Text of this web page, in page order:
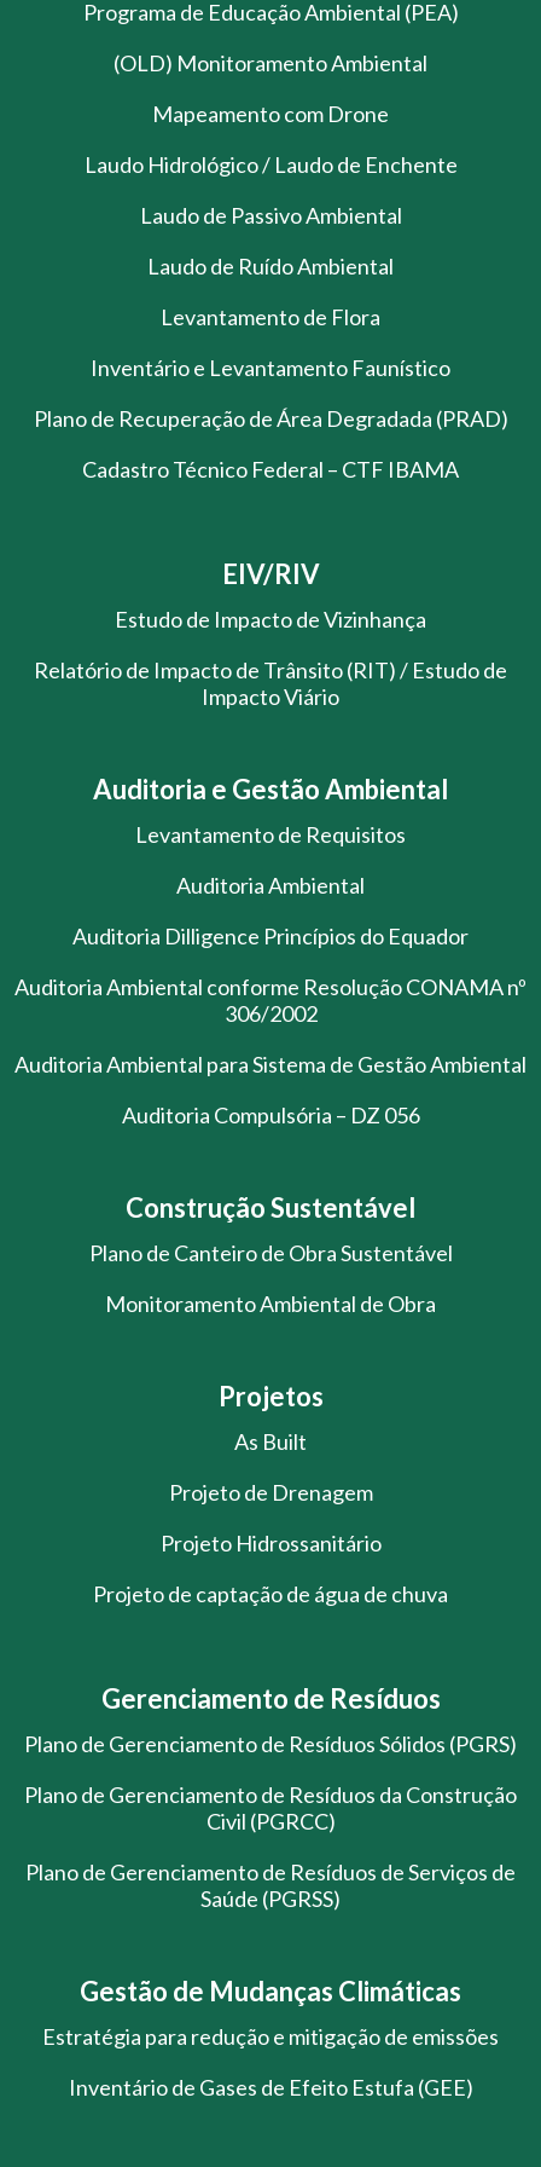
Programa de Educação Ambiental (PEA)
(OLD) Monitoramento Ambiental
Mapeamento com Drone
Laudo Hidrológico / Laudo de Enchente
Laudo de Passivo Ambiental
Laudo de Ruído Ambiental
Levantamento de Flora
Inventário e Levantamento Faunístico
Plano de Recuperação de Área Degradada (PRAD)
Cadastro Técnico Federal – CTF IBAMA
EIV/RIV
Estudo de Impacto de Vizinhança
Relatório de Impacto de Trânsito (RIT) / Estudo de
Impacto Viário
Auditoria e Gestão Ambiental
Levantamento de Requisitos
Auditoria Ambiental
Auditoria Dilligence Princípios do Equador
Auditoria Ambiental conforme Resolução CONAMA nº
306/2002
Auditoria Ambiental para Sistema de Gestão Ambiental
Auditoria Compulsória – DZ 056
Construção Sustentável
Plano de Canteiro de Obra Sustentável
Monitoramento Ambiental de Obra
Projetos
As Built
Projeto de Drenagem
Projeto Hidrossanitário
Projeto de captação de água de chuva
Gerenciamento de Resíduos
Plano de Gerenciamento de Resíduos Sólidos (PGRS)
Plano de Gerenciamento de Resíduos da Construção
Civil (PGRCC)
Plano de Gerenciamento de Resíduos de Serviços de
Saúde (PGRSS)
Gestão de Mudanças Climáticas
Estratégia para redução e mitigação de emissões
Inventário de Gases de Efeito Estufa (GEE)